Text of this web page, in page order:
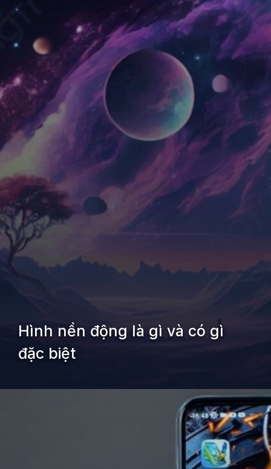
Hình nền động là gì và có gì
đặc biệt
https://kiemvieclam.vn/cach-cai-hinh-nen-dong